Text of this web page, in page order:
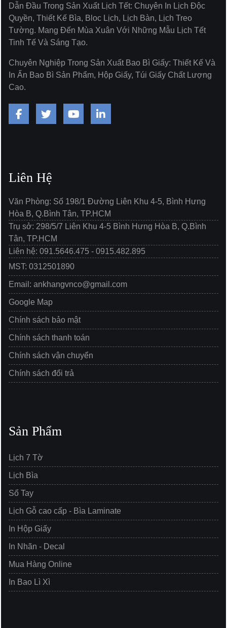
Dẫn Đầu Trong Sản Xuất Lịch Tết: Chuyên In Lịch Độc
Quyền, Thiết Kế Bìa, Bloc Lịch, Lịch Bàn, Lịch Treo
Tường. Mang Đến Mùa Xuân Với Những Mẫu Lịch Tết
Tinh Tế Và Sáng Tạo.
Chuyên Nghiệp Trong Sản Xuất Bao Bì Giấy: Thiết Kế Và
In Ấn Bao Bì Sản Phẩm, Hộp Giấy, Túi Giấy Chất Lượng
Cao.
Liên Hệ
Văn Phòng: Số 198/1 Đường Liên Khu 4-5, Bình Hưng
Hòa B, Q.Bình Tân, TP.HCM
Trụ sở: 298/5/7 Liên Khu 4-5 Bình Hưng Hòa B, Q.Bình
Tân, TP.HCM
Liên hệ: 091.5646.475 - 0915.482.895
MST: 0312501890
Email: ankhangvnco@gmail.com
Google Map
Chính sách bảo mật
Chính sách thanh toán
Chính sách vận chuyển
Chính sách đổi trả
Sản Phẩm
Lịch 7 Tờ
Lịch Bìa
Sổ Tay
Lịch Gỗ cao cấp - Bìa Laminate
In Hộp Giấy
In Nhãn - Decal
Mua Hàng Online
In Bao Lì Xì